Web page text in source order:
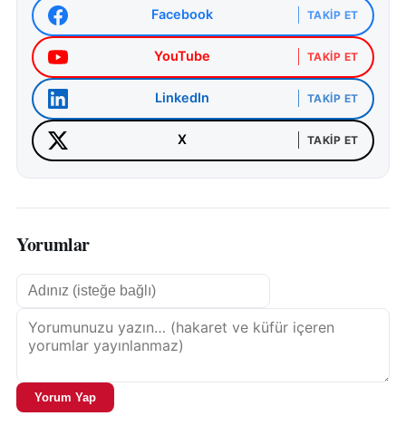
Facebook TAKIP ET
YouTube TAKIP ET
LinkedIn TAKIP ET
X TAKIP ET
Yorumlar
Yorum Yap